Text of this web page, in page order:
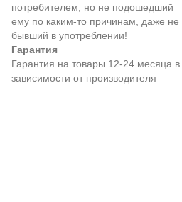
потребителем, но не подошедший
eмy по каким-то причинам, даже не
бывший в употреблении!
Гарантия
Гарантия на товары 12-24 месяца в
зависимости от производителя